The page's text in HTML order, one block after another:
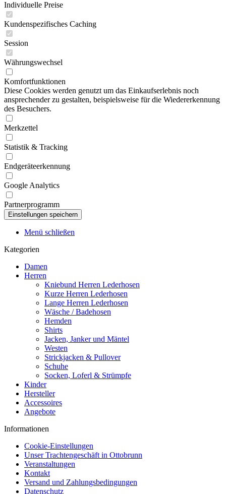
Individuelle Preise
Kundenspezifisches Caching
Session
Währungswechsel
Komfortfunktionen
Diese Cookies werden genutzt um das Einkaufserlebnis noch
ansprechender zu gestalten, beispielsweise für die Wiedererkennung
des Besuchers.
Merkzettel
Statistik & Tracking
Endgeräteerkennung
Google Analytics
Partnerprogramm
Menü schließen
Kategorien
Damen
Herren
Kniebund Herren Lederhosen
Kurze Herren Lederhosen
Lange Herren Lederhosen
Wäsche / Badehosen
Hemden
Shirts
Jacken, Janker und Mäntel
Westen
Strickjacken & Pullover
Schuhe
Socken, Loferl & Strümpfe
Kinder
Hersteller
Accessoires
Angebote
Informationen
Cookie-Einstellungen
Unser Trachtengeschäft in Ottobrunn
Veranstaltungen
Kontakt
Versand und Zahlungsbedingungen
Datenschutz